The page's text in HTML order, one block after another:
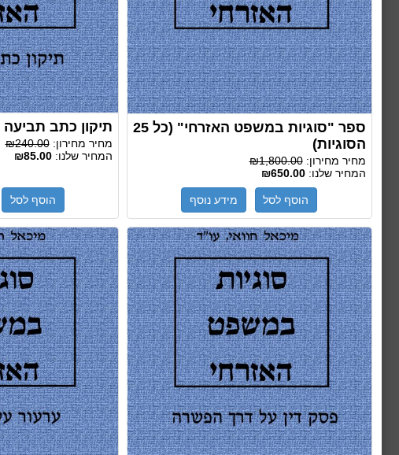
ספר "סוגיות במשפט האזרחי" (כל 25
הסוגיות)
מחיר מחירון:₪1,800.00
המחיר שלנו:₪650.00
הוסף לסל מידע נוסף
תיקון כתב תביעה
מחיר מחירון:₪240.00
המחיר שלנו:₪85.00
הוסף לסל